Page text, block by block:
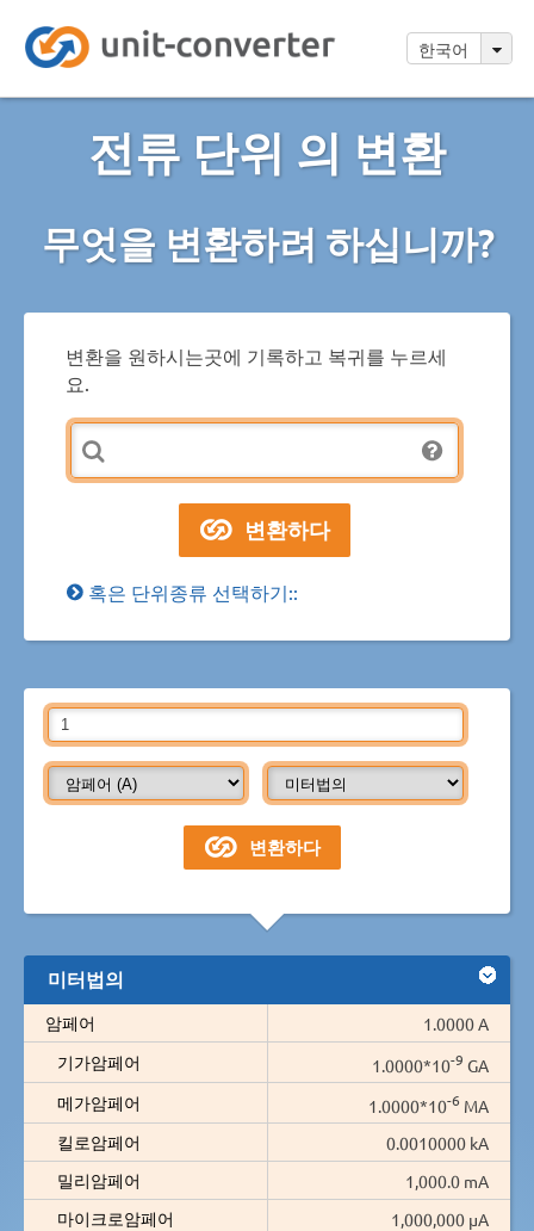
한국어
전류 단위 의 변환
무엇을 변환하려 하십니까?
변환을 원하시는곳에 기록하고 복귀를 누르세
요.
혹은 단위종류 선택하기::
미터법의
암페어
1.0000 A
기가암페어
1.0000*10-9 GA
메가암페어
1.0000*10-6 MA
킬로암페어
0.0010000 kA
밀리암페어
1,000.0 mA
마이크로암페어
1,000,000 µA